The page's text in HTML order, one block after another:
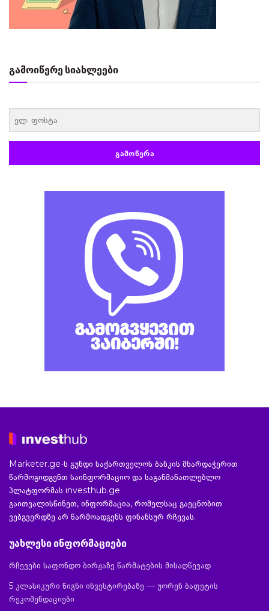
გამოიწერე სიახლეები
ᲒᲐᲛᲝᲬᲔᲠᲐ
Marketer.ge-ს გუნდი საქართველოს ბანკის მხარდაჭერით
წარმოგიდგენთ საინფორმაციო და საგანმანათლებლო
პლატფორმას investhub.ge
გაითვალისწინეთ, ინფორმაცია, რომელსაც გაეცნობით
ვებგვერდზე არ წარმოადგენს ფინანსურ რჩევას.
უახლესი ინფორმაციები
რჩევები საფონდო ბირჟაზე წარმატების მისაღწევად
5 კლასიკური წიგნი ინვესტირებაზე — უორენ ბაფეტის
რეკომენდაციები